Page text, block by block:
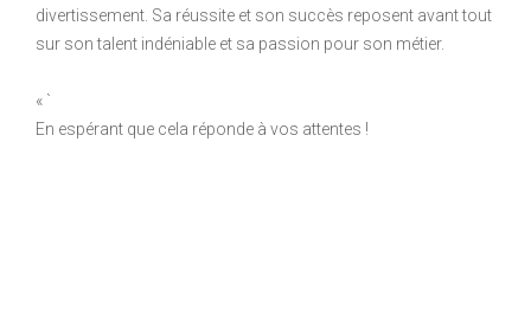
divertissement. Sa réussite et son succès reposent avant tout
sur son talent indéniable et sa passion pour son métier.
« `
En espérant que cela réponde à vos attentes !